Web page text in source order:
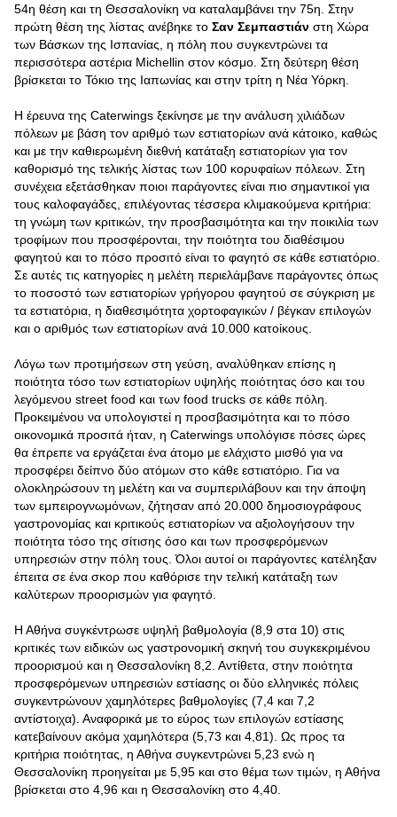
54η θέση και τη Θεσσαλονίκη να καταλαμβάνει την 75η. Στην
πρώτη θέση της λίστας ανέβηκε το Σαν Σεμπαστιάν στη Χώρα
των Βάσκων της Ισπανίας, η πόλη που συγκεντρώνει τα
περισσότερα αστέρια Michellin στον κόσμο. Στη δεύτερη θέση
βρίσκεται το Τόκιο της Ιαπωνίας και στην τρίτη η Νέα Υόρκη.
Η έρευνα της Caterwings ξεκίνησε με την ανάλυση χιλιάδων
πόλεων με βάση τον αριθμό των εστιατορίων ανά κάτοικο, καθώς
και με την καθιερωμένη διεθνή κατάταξη εστιατορίων για τον
καθορισμό της τελικής λίστας των 100 κορυφαίων πόλεων. Στη
συνέχεια εξετάσθηκαν ποιοι παράγοντες είναι πιο σημαντικοί για
τους καλοφαγάδες, επιλέγοντας τέσσερα κλιμακούμενα κριτήρια:
τη γνώμη των κριτικών, την προσβασιμότητα και την ποικιλία των
τροφίμων που προσφέρονται, την ποιότητα του διαθέσιμου
φαγητού και το πόσο προσιτό είναι το φαγητό σε κάθε εστιατόριο.
Σε αυτές τις κατηγορίες η μελέτη περιελάμβανε παράγοντες όπως
το ποσοστό των εστιατορίων γρήγορου φαγητού σε σύγκριση με
τα εστιατόρια, η διαθεσιμότητα χορτοφαγικών / βέγκαν επιλογών
και ο αριθμός των εστιατορίων ανά 10.000 κατοίκους.
Λόγω των προτιμήσεων στη γεύση, αναλύθηκαν επίσης η
ποιότητα τόσο των εστιατορίων υψηλής ποιότητας όσο και του
λεγόμενου street food και των food trucks σε κάθε πόλη.
Προκειμένου να υπολογιστεί η προσβασιμότητα και το πόσο
οικονομικά προσιτά ήταν, η Caterwings υπολόγισε πόσες ώρες
θα έπρεπε να εργάζεται ένα άτομο με ελάχιστο μισθό για να
προσφέρει δείπνο δύο ατόμων στο κάθε εστιατόριο. Για να
ολοκληρώσουν τη μελέτη και να συμπεριλάβουν και την άποψη
των εμπειρογνωμόνων, ζήτησαν από 20.000 δημοσιογράφους
γαστρονομίας και κριτικούς εστιατορίων να αξιολογήσουν την
ποιότητα τόσο της σίτισης όσο και των προσφερόμενων
υπηρεσιών στην πόλη τους. Όλοι αυτοί οι παράγοντες κατέληξαν
έπειτα σε ένα σκορ που καθόρισε την τελική κατάταξη των
καλύτερων προορισμών για φαγητό.
Η Αθήνα συγκέντρωσε υψηλή βαθμολογία (8,9 στα 10) στις
κριτικές των ειδικών ως γαστρονομική σκηνή του συγκεκριμένου
προορισμού και η Θεσσαλονίκη 8,2. Αντίθετα, στην ποιότητα
προσφερόμενων υπηρεσιών εστίασης οι δύο ελληνικές πόλεις
συγκεντρώνουν χαμηλότερες βαθμολογίες (7,4 και 7,2
αντίστοιχα). Αναφορικά με το εύρος των επιλογών εστίασης
κατεβαίνουν ακόμα χαμηλότερα (5,73 και 4,81). Ως προς τα
κριτήρια ποιότητας, η Αθήνα συγκεντρώνει 5,23 ενώ η
Θεσσαλονίκη προηγείται με 5,95 και στο θέμα των τιμών, η Αθήνα
βρίσκεται στο 4,96 και η Θεσσαλονίκη στο 4,40.